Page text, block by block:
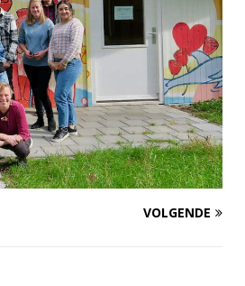
VOLGENDE